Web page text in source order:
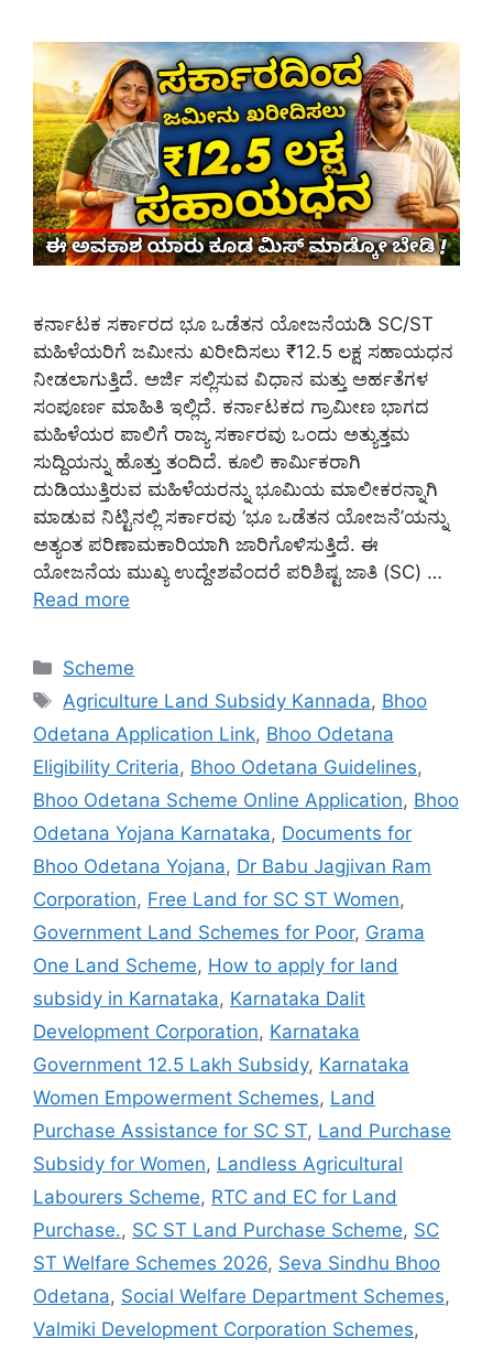
ಕರ್ನಾಟಕ ಸರ್ಕಾರದ ಭೂ ಒಡೆತನ ಯೋಜನೆಯಡಿ SC/ST
ಮಹಿಳೆಯರಿಗೆ ಜಮೀನು ಖರೀದಿಸಲು ₹12.5 ಲಕ್ಷ ಸಹಾಯಧನ
ನೀಡಲಾಗುತ್ತಿದೆ. ಅರ್ಜಿ ಸಲ್ಲಿಸುವ ವಿಧಾನ ಮತ್ತು ಅರ್ಹತೆಗಳ
ಸಂಪೂರ್ಣ ಮಾಹಿತಿ ಇಲ್ಲಿದೆ. ಕರ್ನಾಟಕದ ಗ್ರಾಮೀಣ ಭಾಗದ
ಮಹಿಳೆಯರ ಪಾಲಿಗೆ ರಾಜ್ಯ ಸರ್ಕಾರವು ಒಂದು ಅತ್ಯುತ್ತಮ
ಸುದ್ದಿಯನ್ನು ಹೊತ್ತು ತಂದಿದೆ. ಕೂಲಿ ಕಾರ್ಮಿಕರಾಗಿ
ದುಡಿಯುತ್ತಿರುವ ಮಹಿಳೆಯರನ್ನು ಭೂಮಿಯ ಮಾಲೀಕರನ್ನಾಗಿ
ಮಾಡುವ ನಿಟ್ಟಿನಲ್ಲಿ ಸರ್ಕಾರವು ‘ಭೂ ಒಡೆತನ ಯೋಜನೆ’ಯನ್ನು
ಅತ್ಯಂತ ಪರಿಣಾಮಕಾರಿಯಾಗಿ ಜಾರಿಗೊಳಿಸುತ್ತಿದೆ. ಈ
ಯೋಜನೆಯ ಮುಖ್ಯ ಉದ್ದೇಶವೆಂದರೆ ಪರಿಶಿಷ್ಟ ಜಾತಿ (SC) …
Read more
Categories
Scheme
Tags
Agriculture Land Subsidy Kannada, Bhoo
Odetana Application Link, Bhoo Odetana
Eligibility Criteria, Bhoo Odetana Guidelines,
Bhoo Odetana Scheme Online Application, Bhoo
Odetana Yojana Karnataka, Documents for
Bhoo Odetana Yojana, Dr Babu Jagjivan Ram
Corporation, Free Land for SC ST Women,
Government Land Schemes for Poor, Grama
One Land Scheme, How to apply for land
subsidy in Karnataka, Karnataka Dalit
Development Corporation, Karnataka
Government 12.5 Lakh Subsidy, Karnataka
Women Empowerment Schemes, Land
Purchase Assistance for SC ST, Land Purchase
Subsidy for Women, Landless Agricultural
Labourers Scheme, RTC and EC for Land
Purchase., SC ST Land Purchase Scheme, SC
ST Welfare Schemes 2026, Seva Sindhu Bhoo
Odetana, Social Welfare Department Schemes,
Valmiki Development Corporation Schemes,